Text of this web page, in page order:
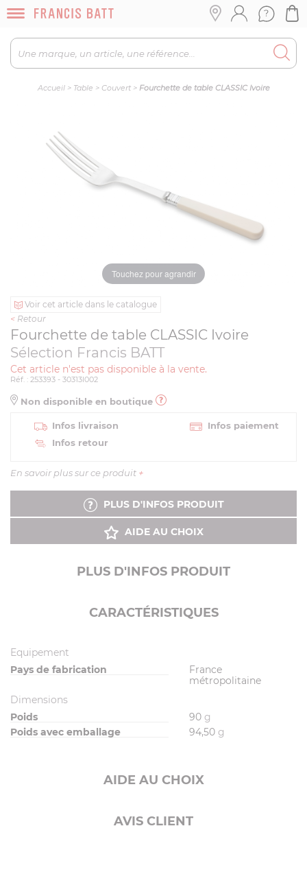
Accueil> Table > Couvert> Fourchette de table CLASSIC Ivoire
Touchez pour agrandir
Voir cet article dans le catalogue
< Retour
Fourchette de table CLASSIC Ivoire
Sélection Francis BATT
Cet article n'est pas disponible à la vente.
Réf. : 253393 - 30313I002
Non disponible en boutique
Infos livraison
Infos paiement
Infos retour
En savoir plus sur ce produit +
PLUS D'INFOS PRODUIT
AIDE AU CHOIX
PLUS D'INFOS PRODUIT
CARACTÉRISTIQUES
Equipement
Pays de fabrication
France
métropolitaine
Dimensions
Poids
90 g
Poids avec emballage
94,50 g
AIDE AU CHOIX
AVIS CLIENT